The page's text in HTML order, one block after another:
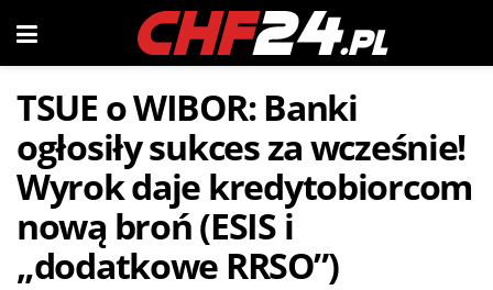
TSUE o WIBOR: Banki
ogłosiły sukces za wcześnie!
Wyrok daje kredytobiorcom
nową broń (ESIS i
„dodatkowe RRSO”)